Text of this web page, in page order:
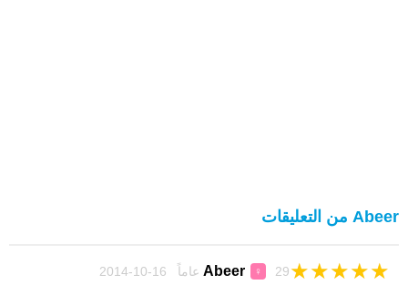
Abeer من التعليقات
Abeer ♀ 29 عاماً 16-10-2014 ★
★
★
★
★